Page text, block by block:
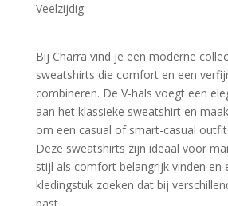
Veelzijdig
Bij Charra vind je een moderne
sweatshirts die comfort en een
combineren. De V-hals voegt een
aan het klassieke sweatshirt en
om een casual of smart-casual
Deze sweatshirts zijn ideaal voor
stijl als comfort belangrijk vinden en
kledingstuk zoeken dat bij